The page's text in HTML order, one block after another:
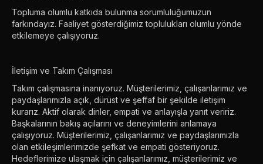
Topluma olumlu katkıda bulunma sorumluluğumuzun
farkındayız. Faaliyet gösterdiğimiz toplulukları olumlu yönde
etkilemeye çalışıyoruz.
İletişim ve Takım Çalışması
Takım çalışmasına inanıyoruz. Müşterilerimiz, çalışanlarımız ve
paydaşlarımızla açık, dürüst ve şeffaf bir şekilde iletişim
kurarız. Aktif olarak dinler, empati ve anlayışla yanıt veririz.
Başkalarının bakış açılarını ve deneyimlerini anlamaya
çalışıyoruz. Müşterilerimiz, çalışanlarımız ve paydaşlarımızla
olan etkileşimlerimizde şefkat ve empati gösteriyoruz.
Hedeflerimize ulaşmak için çalışanlarımız, müşterilerimiz ve